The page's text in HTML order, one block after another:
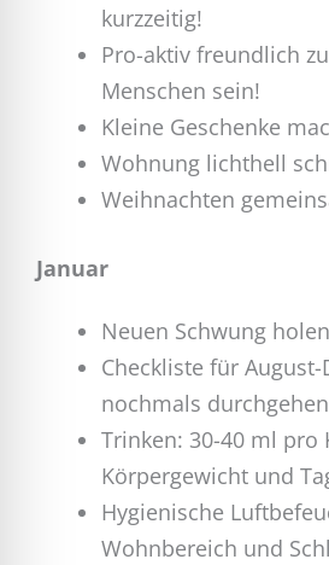
kurzzeitig!
Pro-aktiv freundlich
Menschen sein!
Kleine Geschenke
Wohnung lichthell
Weihnachten
Januar
Neuen Schwung
Checkliste für
nochmals
Trinken: 30-40 ml pro
Körpergewicht und
Hygienische
Wohnbereich und